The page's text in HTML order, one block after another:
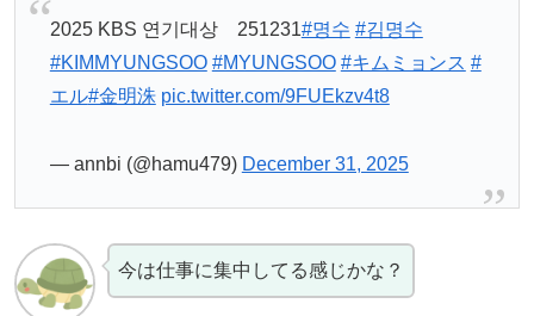
2025 KBS 연기대상 251231#명수 #김명수
#KIMMYUNGSOO #MYUNGSOO #キムミョンス #
エル#金明洙 pic.twitter.com/9FUEkzv4t8
— annbi (@hamu479) December 31, 2025
今は仕事に集中してる感じかな？